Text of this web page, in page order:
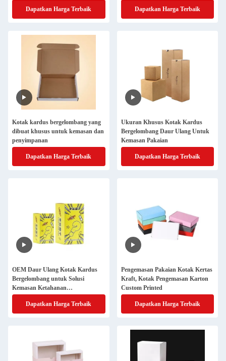
Dapatkan Harga Terbaik Dapatkan Harga Terbaik
Kotak kardus bergelombang yang
dibuat khusus untuk kemasan dan
penyimpanan
Dapatkan Harga Terbaik
Ukuran Khusus Kotak Kardus
Bergelombang Daur Ulang Untuk
Kemasan Pakaian
Dapatkan Harga Terbaik
OEM Daur Ulang Kotak Kardus
Bergelombang untuk Solusi
Kemasan Ketahanan
Berkelanjutan
Dapatkan Harga Terbaik
Pengemasan Pakaian Kotak Kertas
Kraft, Kotak Pengemasan Karton
Custom Printed
Dapatkan Harga Terbaik